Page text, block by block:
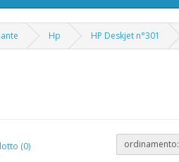
Hp HP Deskjet n°301
(0) ordinamento: